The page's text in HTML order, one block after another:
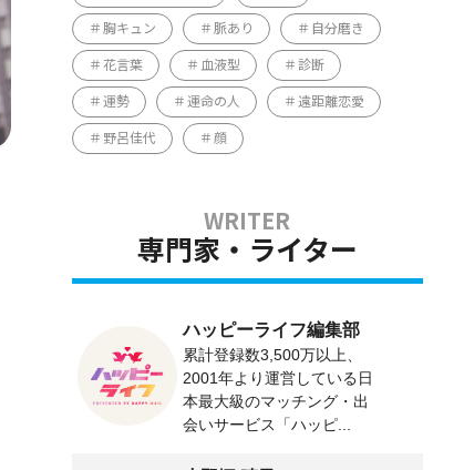
胸キュン 脈あり 自分磨き
花言葉 血液型 診断
運勢 運命の人 遠距離恋愛
野呂佳代 顔
専門家・ライター
ハッピーライフ編集部
累計登録数3,500万以上、
2001年より運営している日
本最大級のマッチング・出
会いサービス「ハッピ...